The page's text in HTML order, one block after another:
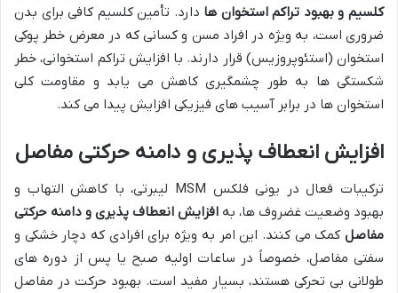
کلسیم و بهبود تراکم استخوان ها دارد. تأمین کلسیم کافی برای بدن
ضروری است، به ویژه در افراد مسن و کسانی که در معرض خطر پوکی
استخوان (استئوپروزیس) قرار دارند. با افزایش تراکم استخوانی، خطر
شکستگی ها به طور چشمگیری کاهش می یابد و مقاومت کلی
استخوان ها در برابر آسیب های فیزیکی افزایش پیدا می کند.
افزایش انعطاف پذیری و دامنه حرکتی مفاصل
ترکیبات فعال در یونی فلکس MSM لیبرتی، با کاهش التهاب و
بهبود وضعیت غضروف ها، به افزایش انعطاف پذیری و دامنه حرکتی
مفاصل کمک می کنند. این امر به ویژه برای افرادی که دچار خشکی و
سفتی مفاصل، خصوصاً در ساعات اولیه صبح یا پس از دوره های
طولانی بی تحرکی هستند، بسیار مفید است. بهبود حرکت در مفاصل